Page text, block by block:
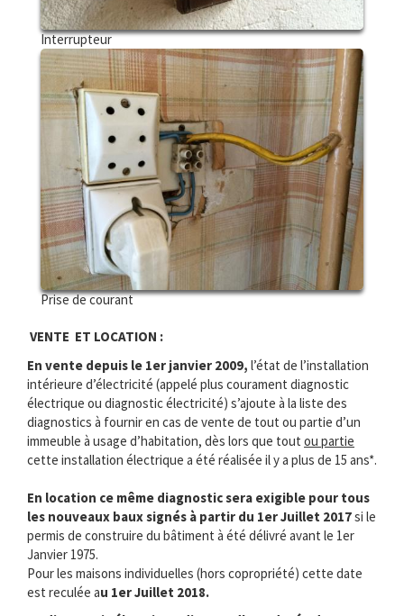
Interrupteur
Prise de courant
VENTE ET LOCATION :
En vente depuis le 1er janvier 2009, l’état de l’installation
intérieure d’électricité (appelé plus courament diagnostic
électrique ou diagnostic électricité) s’ajoute à la liste des
diagnostics à fournir en cas de vente de tout ou partie d’un
immeuble à usage d’habitation, dès lors que tout ou partie
cette installation électrique a été réalisée il y a plus de 15 ans*.
En location ce même diagnostic sera exigible pour tous
les nouveaux baux signés à partir du 1er Juillet 2017si le
permis de construire du bâtiment à été délivré avant le 1er
Janvier 1975.
Pour les maisons individuelles (hors copropriété) cette date
est reculée au 1er Juillet 2018.